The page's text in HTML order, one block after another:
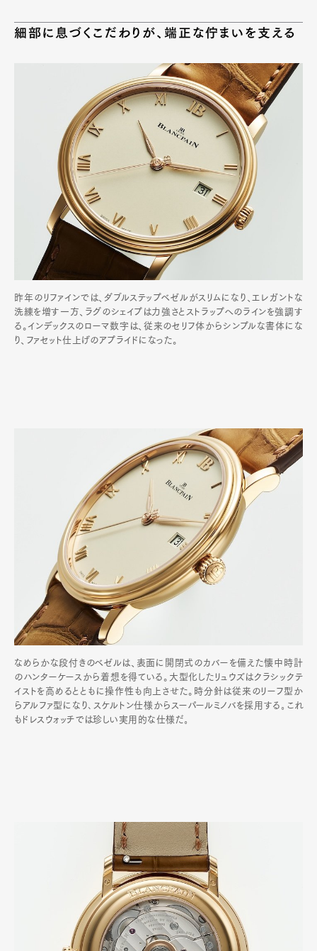
細部に息づくこだわりが、端正な佇まいを支える
昨年のリファインでは、ダブルステップベゼルがスリムになり、エレガントな
洗練を増す一方、ラグのシェイプは力強さとストラップへのラインを強調す
る。インデックスのローマ数字は、従来のセリフ体からシンプルな書体にな
り、ファセット仕上げのアプライドになった。
なめらかな段付きのベゼルは、表面に開閉式のカバーを備えた懐中時計
のハンターケースから着想を得ている。大型化したリュウズはクラシックテ
イストを高めるとともに操作性も向上させた。時分針は従来のリーフ型か
らアルファ型になり､スケルトン仕様からスーパールミノバを採用する｡これ
もドレスウォッチでは珍しい実用的な仕様だ｡